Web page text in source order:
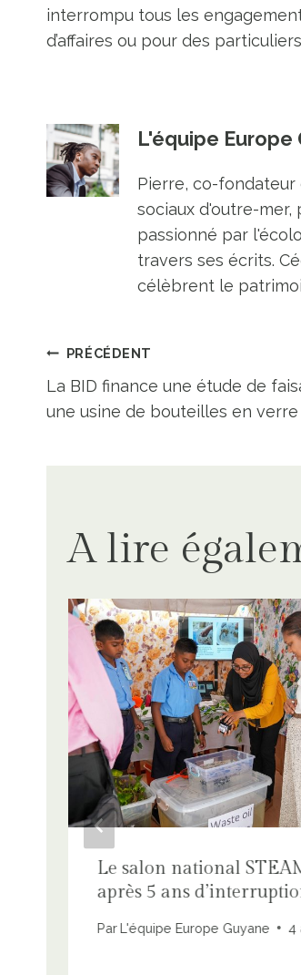
interrompu tous les
d’affaires ou pour des
L'équipe Europe
Pierre, co-fondateur
sociaux d'outre-
passionné par
travers ses écrits.
célèbrent le
Navigation
de
PRÉCÉDENT
La BID finance une étude de
une usine de bouteilles en verre
A lire
Le salon national
après 5 ans
ParL'équipe Europe Guyane 4